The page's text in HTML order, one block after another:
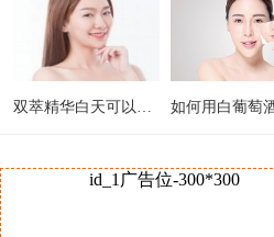
双萃精华白天可以用吗 双萃精华白天能不能用
id_1广告位-300*300